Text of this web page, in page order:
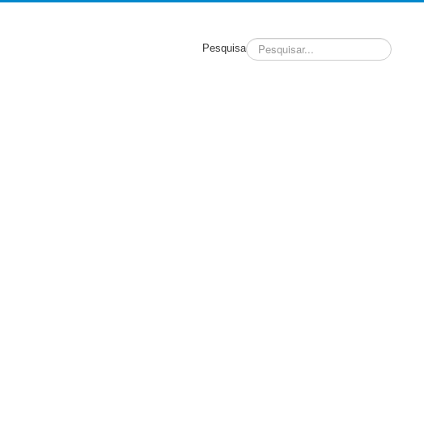
Pesquisa